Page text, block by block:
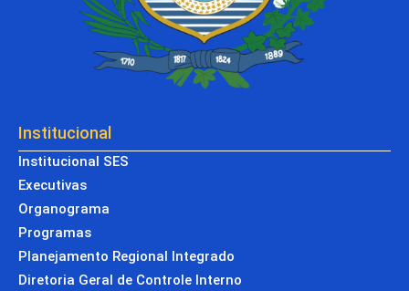
Institucional
Institucional SES
Executivas
Organograma
Programas
Planejamento Regional Integrado
Diretoria Geral de Controle Interno